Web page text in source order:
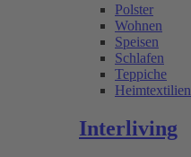
Polster
Wohnen
Speisen
Schlafen
Teppiche
Heimtextilien
Interliving